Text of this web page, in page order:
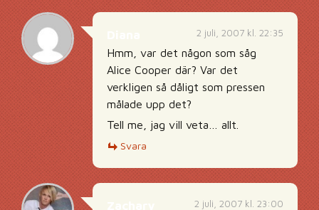
2 juli, 2007 kl. 22:35
Hmm, var det någon som såg
Alice Cooper där? Var det
verkligen så dåligt som pressen
målade upp det?
Tell me, jag vill veta… allt.
Svara
2 juli, 2007 kl. 23:00